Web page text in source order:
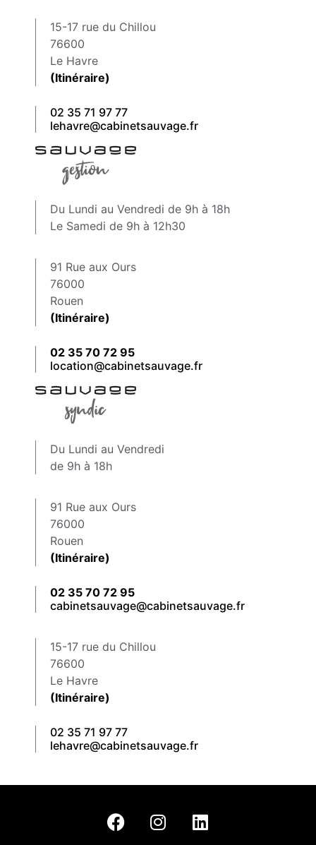
15-17 rue du Chillou
76600
Le Havre
(Itinéraire)
02 35 71 97 77
lehavre@cabinetsauvage.fr
Du Lundi au Vendredi de 9h à 18h
Le Samedi de 9h à 12h30
91 Rue aux Ours
76000
Rouen
(Itinéraire)
02 35 70 72 95
location@cabinetsauvage.fr
Du Lundi au Vendredi
de 9h à 18h
91 Rue aux Ours
76000
Rouen
(Itinéraire)
02 35 70 72 95
cabinetsauvage@cabinetsauvage.fr
15-17 rue du Chillou
76600
Le Havre
(Itinéraire)
02 35 71 97 77
lehavre@cabinetsauvage.fr